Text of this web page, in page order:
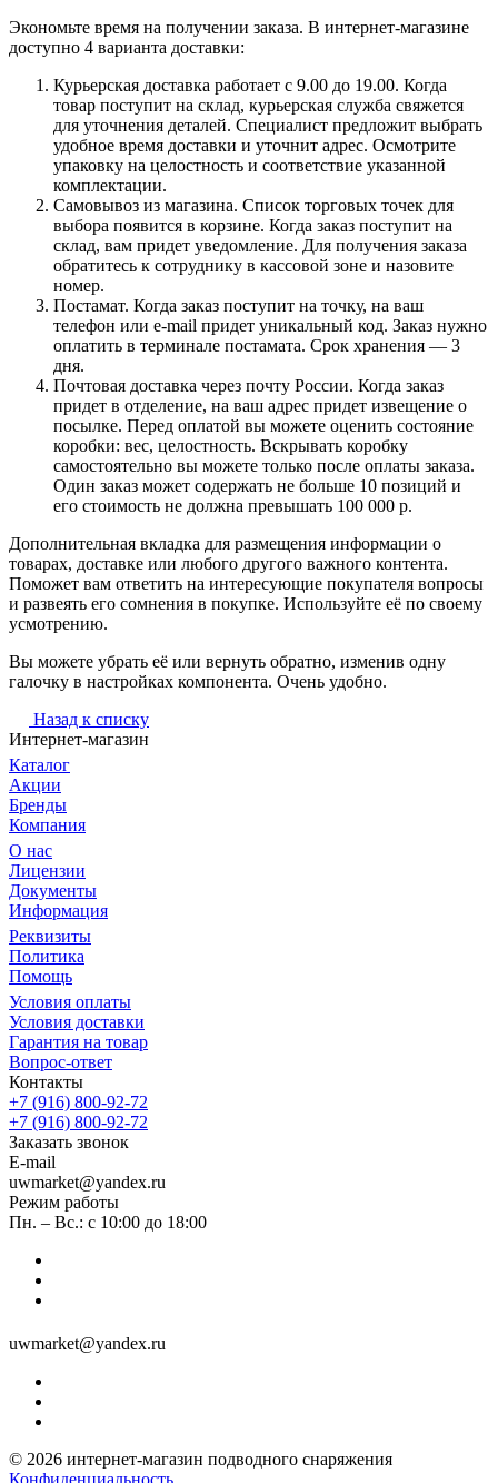
Экономьте время на получении заказа. В интернет-магазине
доступно 4 варианта доставки:
Курьерская доставка работает с 9.00 до 19.00. Когда
товар поступит на склад, курьерская служба свяжется
для уточнения деталей. Специалист предложит выбрать
удобное время доставки и уточнит адрес. Осмотрите
упаковку на целостность и соответствие указанной
комплектации.
Самовывоз из магазина. Список торговых точек для
выбора появится в корзине. Когда заказ поступит на
склад, вам придет уведомление. Для получения заказа
обратитесь к сотруднику в кассовой зоне и назовите
номер.
Постамат. Когда заказ поступит на точку, на ваш
телефон или e-mail придет уникальный код. Заказ нужно
оплатить в терминале постамата. Срок хранения — 3
дня.
Почтовая доставка через почту России. Когда заказ
придет в отделение, на ваш адрес придет извещение о
посылке. Перед оплатой вы можете оценить состояние
коробки: вес, целостность. Вскрывать коробку
самостоятельно вы можете только после оплаты заказа.
Один заказ может содержать не больше 10 позиций и
его стоимость не должна превышать 100 000 р.
Дополнительная вкладка для размещения информации о
товарах, доставке или любого другого важного контента.
Поможет вам ответить на интересующие покупателя вопросы
и развеять его сомнения в покупке. Используйте её по своему
усмотрению.
Вы можете убрать её или вернуть обратно, изменив одну
галочку в настройках компонента. Очень удобно.
Назад к списку
Интернет-магазин
Каталог
Акции
Бренды
Компания
О нас
Лицензии
Документы
Информация
Реквизиты
Политика
Помощь
Условия оплаты
Условия доставки
Гарантия на товар
Вопрос-ответ
Контакты
+7 (916) 800-92-72
+7 (916) 800-92-72
Заказать звонок
E-mail
uwmarket@yandex.ru
Режим работы
Пн. – Вс.: с 10:00 до 18:00
uwmarket@yandex.ru
© 2026 интернет-магазин подводного снаряжения
Конфиденциальность